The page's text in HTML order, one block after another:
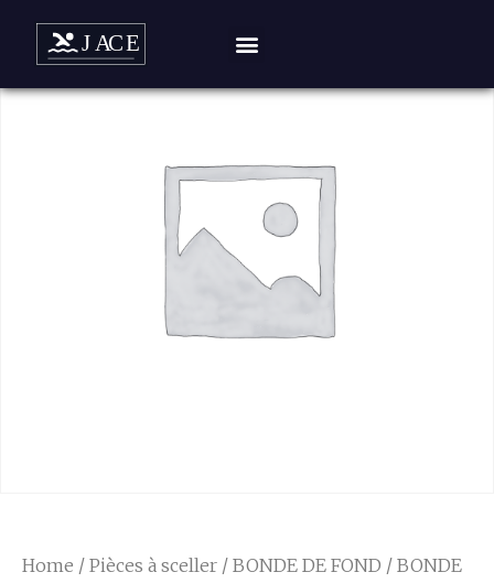
Home / Pièces à sceller / BONDE DE FOND / BONDE